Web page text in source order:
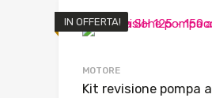
IN OFFERTA!
MOTORE
Kit revisione pompa